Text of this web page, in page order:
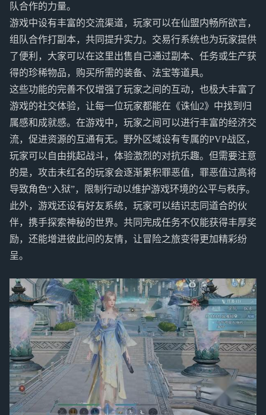
队合作的力量。
游戏中设有丰富的交流渠道，玩家可以在仙盟内畅所欲言，
组队合作打副本，共同提升实力。交易行系统也为玩家提供
了便利，大家可以在这里出售自己通过副本、任务或生产获
得的珍稀物品，购买所需的装备、法宝等道具。
这些功能的完善不仅增强了玩家之间的互动，也极大丰富了
游戏的社交体验，让每一位玩家都能在《诛仙2》中找到归
属感和成就感。在游戏中，玩家之间可以进行丰富的经济交
流，促进资源的互通有无。野外区域设有专属的PVP战区，
玩家可以自由挑起战斗，体验激烈的对抗乐趣。但需要注意
的是，攻击未红名的玩家会逐渐累积罪恶值，罪恶值过高将
导致角色“入狱”，限制行动以维护游戏环境的公平与秩序。
此外，游戏还设有好友系统，玩家可以结识志同道合的伙
伴，携手探索神秘的世界。共同完成任务不仅能获得丰厚奖
励，还能增进彼此间的友情，让冒险之旅变得更加精彩纷
呈。